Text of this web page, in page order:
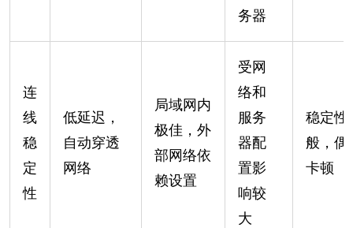
务器
连
线
稳
定
性
低延迟，
自动穿透
网络
局域网内
极佳，外
部网络依
赖设置
受网
络和
服务
器配
置影
响较
大
稳定性
般，偶
卡顿